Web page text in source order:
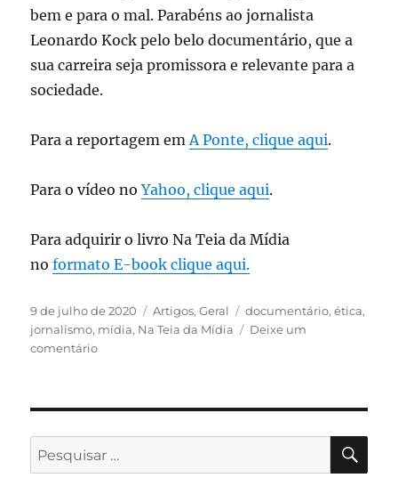
bem e para o mal. Parabéns ao jornalista
Leonardo Kock pelo belo documentário, que a
sua carreira seja promissora e relevante para a
sociedade.
Para a reportagem em A Ponte, clique aqui.
Para o vídeo noYahoo, clique aqui.
Para adquirir o livro Na Teia da Mídia
noformato E-book clique aqui.
Publicado
em
9 de julho de 2020 Categorias
Artigos,Geral Tags
documentário,ética,
jornalismo, mídia, Na Teia da Mídia
Deixe um
comentárioem
é
base
do
Pesquisar
por: